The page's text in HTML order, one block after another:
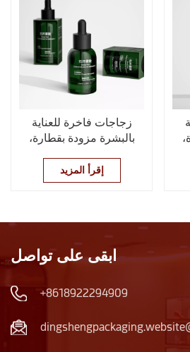
زجاجات فاخرة للعناية
بالبشرة مزودة بقطارة،
نوعها لمستحضرات التجميل
والزيوت العطرية، زجاجة
إقرأ المزيد
ابقى على تواصل
+8618922294909